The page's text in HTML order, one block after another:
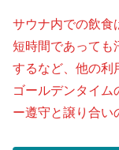
サウナ内での飲食
短時間であっても
するなど、他の利
ゴールデンタイム
ー遵守と譲り合い